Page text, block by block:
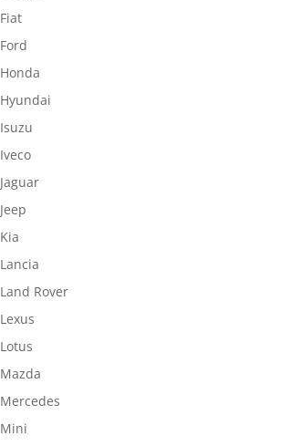
Fiat
Ford
Honda
Hyundai
Isuzu
Iveco
Jaguar
Jeep
Kia
Lancia
Land Rover
Lexus
Lotus
Mazda
Mercedes
Mini